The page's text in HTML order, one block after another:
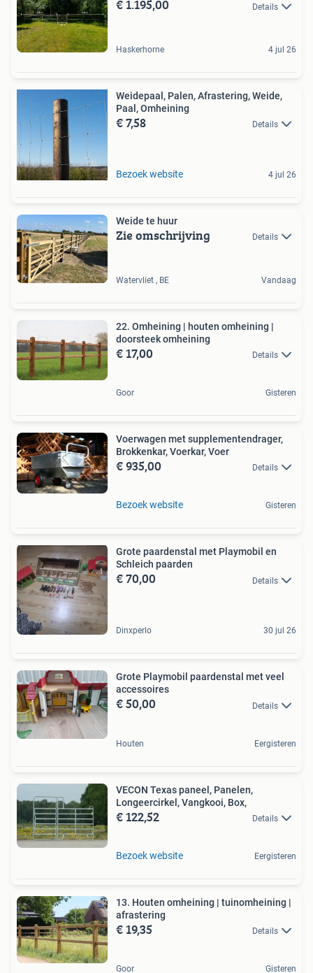
€ 1.195,00 Details
Haskerhorne 4 jul 26
Weidepaal, Palen, Afrastering, Weide,
Paal, Omheining
€ 7,58 Details
Bezoek website 4 jul 26
Weide te huur
Zie omschrijving Details
Watervliet , BE Vandaag
22. Omheining | houten omheining |
doorsteek omheining
€ 17,00 Details
Goor Gisteren
Voerwagen met supplementendrager,
Brokkenkar, Voerkar, Voer
€ 935,00 Details
Bezoek website Gisteren
Grote paardenstal met Playmobil en
Schleich paarden
€ 70,00 Details
Dinxperlo 30 jul 26
Grote Playmobil paardenstal met veel
accessoires
€ 50,00 Details
Houten Eergisteren
VECON Texas paneel, Panelen,
Longeercirkel, Vangkooi, Box,
€ 122,52 Details
Bezoek website Eergisteren
13. Houten omheining | tuinomheining |
afrastering
€ 19,35 Details
Goor Gisteren